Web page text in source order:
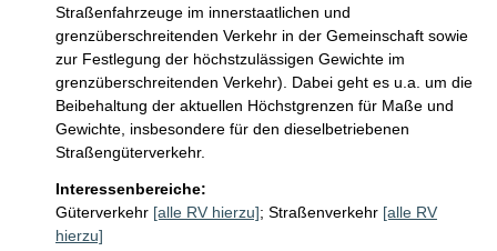
Straßenfahrzeuge im innerstaatlichen und
grenzüberschreitenden Verkehr in der Gemeinschaft sowie
zur Festlegung der höchstzulässigen Gewichte im
grenzüberschreitenden Verkehr). Dabei geht es u.a. um die
Beibehaltung der aktuellen Höchstgrenzen für Maße und
Gewichte, insbesondere für den dieselbetriebenen
Straßengüterverkehr.
Interessenbereiche:
Güterverkehr [alle RV hierzu]; Straßenverkehr [alle RV
hierzu]